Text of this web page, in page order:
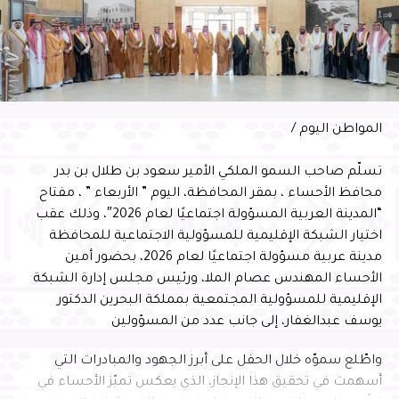
المواطن اليوم /
تسلّم صاحب السمو الملكي الأمير سعود بن طلال بن بدر
محافظ الأحساء ، بمقر المحافظة، اليوم ” الأربعاء ” ، مفتاح
“المدينة العربية المسؤولة اجتماعيًا لعام 2026″، وذلك عقب
اختيار الشبكة الإقليمية للمسؤولية الاجتماعية للمحافظة
مدينة عربية مسؤولة اجتماعيًا لعام 2026، بحضور أمين
الأحساء المهندس عصام الملا، ورئيس مجلس إدارة الشبكة
الإقليمية للمسؤولية المجتمعية بمملكة البحرين الدكتور
يوسف عبدالغفار، إلى جانب عدد من المسؤولين
واطّلع سموّه خلال الحفل على أبرز الجهود والمبادرات التي
أسهمت في تحقيق هذا الإنجاز، الذي يعكس تميّز الأحساء في